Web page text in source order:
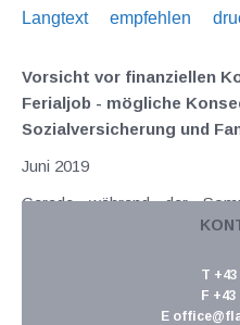
Langtext
empfehlen
Vorsicht vor finanziellen
Ferialjob - mögliche
Sozialversicherung und
Juni 2019
Gerade während der
Hochsaison. Oftmals ist es
Praxiserfahrung oder
aufregendes Berufsfeld als
T +43
F +43
E